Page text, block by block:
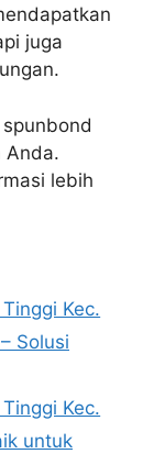
juga
Anda.
lebih
Kec.
Solusi
Kec.
untuk